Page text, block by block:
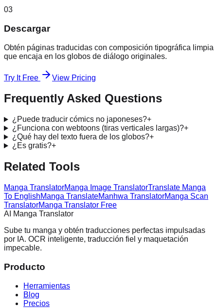
03
Descargar
Obtén páginas traducidas con composición tipográfica limpia
que encaja en los globos de diálogo originales.
Try It Free View Pricing
Frequently Asked Questions
¿Puede traducir cómics no japoneses?+
¿Funciona con webtoons (tiras verticales largas)?+
¿Qué hay del texto fuera de los globos?+
¿Es gratis?+
Related Tools
Manga TranslatorManga Image TranslatorTranslate Manga
To EnglishManga TranslateManhwa TranslatorManga Scan
TranslatorManga Translator Free
AI Manga Translator
Sube tu manga y obtén traducciones perfectas impulsadas
por IA. OCR inteligente, traducción fiel y maquetación
impecable.
Producto
Herramientas
Blog
Precios